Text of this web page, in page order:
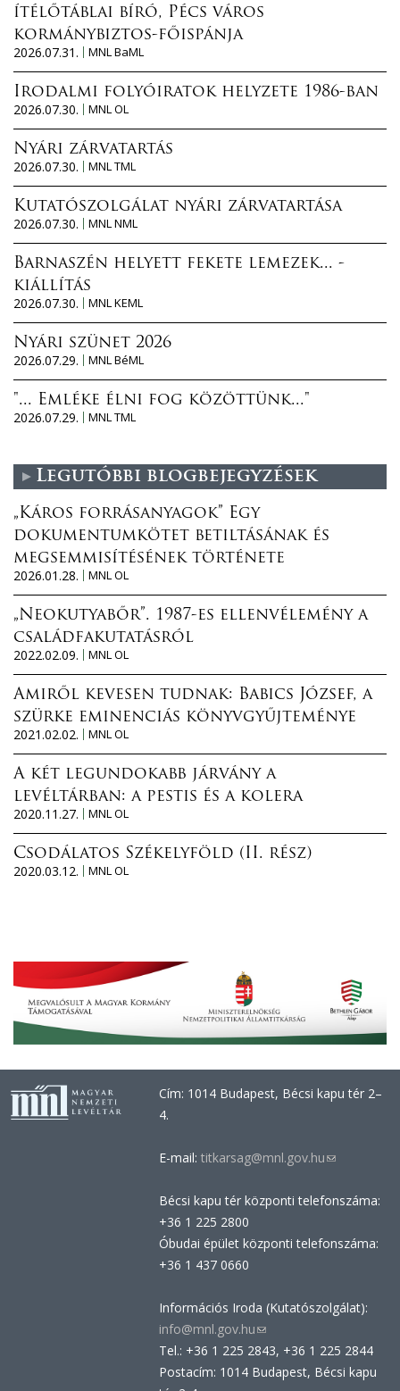
ítélőtáblai bíró, Pécs város
kormánybiztos-főispánja
2026.07.31.
MNL BaML
Irodalmi folyóiratok helyzete 1986-ban
2026.07.30.
MNL OL
Nyári zárvatartás
2026.07.30.
MNL TML
Kutatószolgálat nyári zárvatartása
2026.07.30.
MNL NML
Barnaszén helyett fekete lemezek... -
kiállítás
2026.07.30.
MNL KEML
Nyári szünet 2026
2026.07.29.
MNL BéML
"... Emléke élni fog közöttünk..."
2026.07.29.
MNL TML
Legutóbbi blogbejegyzések
„Káros forrásanyagok” Egy
dokumentumkötet betiltásának és
megsemmisítésének története
2026.01.28.
MNL OL
„Neokutyabőr”. 1987-es ellenvélemény a
családfakutatásról
2022.02.09.
MNL OL
Amiről kevesen tudnak: Babics József, a
szürke eminenciás könyvgyűjteménye
2021.02.02.
MNL OL
A két legundokabb járvány a
levéltárban: a pestis és a kolera
2020.11.27.
MNL OL
Csodálatos Székelyföld (II. rész)
2020.03.12.
MNL OL
Cím: 1014 Budapest, Bécsi kapu tér 2–
4.
E-mail: titkarsag@mnl.gov.hu(link
e-
Bécsi kapu tér központi telefonszáma:
+36 1 225 2800
Óbudai épület központi telefonszáma:
+36 1 437 0660
Információs Iroda (Kutatószolgálat):
info@mnl.gov.hu(link
sends
e-
Tel.: +36 1 225 2843, +36 1 225 2844
Postacím: 1014 Budapest, Bécsi kapu